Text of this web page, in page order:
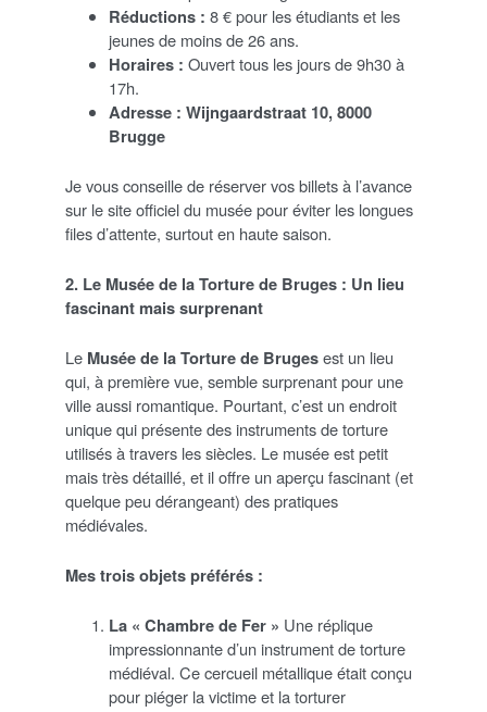
Réductions : 8 € pour les étudiants et les
jeunes de moins de 26 ans.
Horaires : Ouvert tous les jours de 9h30 à
17h.
Adresse : Wijngaardstraat 10, 8000
Brugge
Je vous conseille de réserver vos billets à l’avance
sur le site officiel du musée pour éviter les longues
files d’attente, surtout en haute saison.
2. Le Musée de la Torture de Bruges : Un lieu
fascinant mais surprenant
Le Musée de la Torture de Brugesest un lieu
qui, à première vue, semble surprenant pour une
ville aussi romantique. Pourtant, c’est un endroit
unique qui présente des instruments de torture
utilisés à travers les siècles. Le musée est petit
mais très détaillé, et il offre un aperçu fascinant (et
quelque peu dérangeant) des pratiques
médiévales.
Mes trois objets préférés :
La « Chambre de Fer » Une réplique
impressionnante d’un instrument de torture
médiéval. Ce cercueil métallique était conçu
pour piéger la victime et la torturer